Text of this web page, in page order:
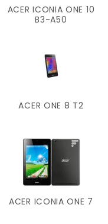
ACER ICONIA ONE 10
B3-A50
ACER ONE 8 T2
ACER ICONIA ONE 7